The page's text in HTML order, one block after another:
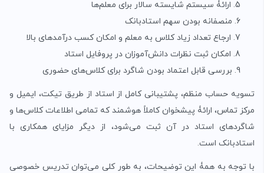
ارائۀ سیستم شایسته سالار برای معلم‌ها
منصفانه بودن سهم استادبانک
ارجاع تعداد زیاد کلاس‌ به معلم و امکان کسب درآمدهای بالا
امکان ثبت نظرات دانش‌آموزان در پروفایل استاد
بررسی قابل اعتماد بودن شاگرد برای کلاس‌های حضوری
تسویه حساب منظم، پشتیبانی کامل از استاد از طریق تیکت، ایمیل و
مرکز تماس، ارائۀ پیشخوان کاملاً هوشمند که تمامی اطلاعات کلاس‌ها و
شاگردهای استاد در آن ثبت می‌شود، از دیگر مزایای همکاری با
استادبانک است.
با توجه به همۀ این توضیحات، به طور کلی می‌توان تدریس خصوصی